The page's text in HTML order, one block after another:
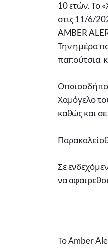
10 ετών. Το
στις 11/6/
AMBER
Την ημέρα
παπούτσια
Χαμόγελο
καθώς και
Σε
να
Το Amber